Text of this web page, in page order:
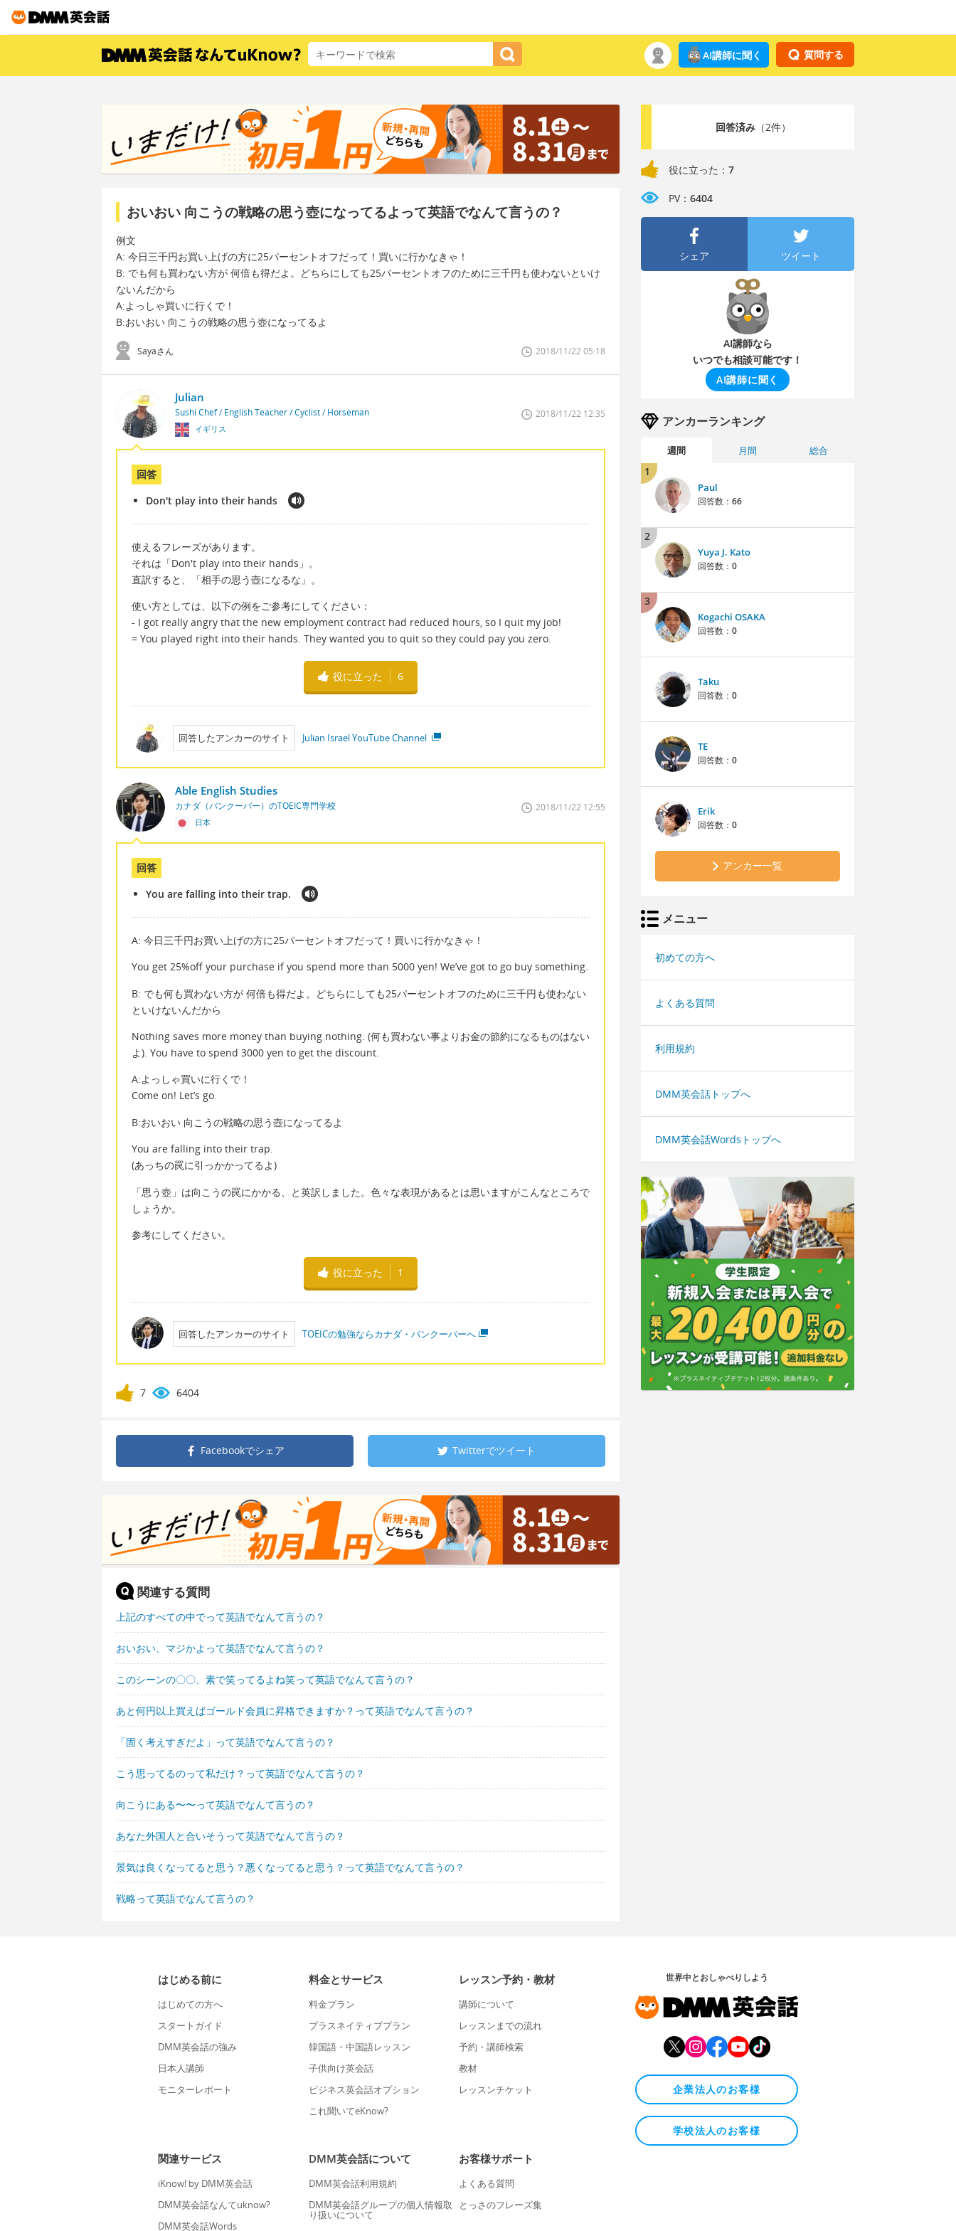
質問する
AI講師に聞く
おいおい 向こうの戦略の思う壺になってるよって英語でなんて言うの？
例文
A: 今日三千円お買い上げの方に25パーセントオフだって！買いに行かなきゃ！
B: でも何も買わない方が 何倍も得だよ。どちらにしても25パーセントオフのために三千円も使わないといけ
ないんだから
A:よっしゃ買いに行くで！
B:おいおい 向こうの戦略の思う壺になってるよ
Sayaさん 2018/11/22 05:18
Julian
Sushi Chef / English Teacher / Cyclist / Horseman
イギリス
2018/11/22 12:35
回答
Don't play into their hands
使えるフレーズがあります。
それは「Don't play into their hands」。
直訳すると、「相手の思う壺になるな」。
使い方としては、以下の例をご参考にしてください：
- I got really angry that the new employment contract had reduced hours, so I quit my job!
= You played right into their hands. They wanted you to quit so they could pay you zero.
役に立った 6
回答したアンカーのサイト Julian Israel YouTube Channel
Able English Studies
カナダ（バンクーバー）のTOEIC専門学校
日本
2018/11/22 12:55
回答
You are falling into their trap.
A: 今日三千円お買い上げの方に25パーセントオフだって！買いに行かなきゃ！
You get 25%off your purchase if you spend more than 5000 yen! We’ve got to go buy something.
B: でも何も買わない方が 何倍も得だよ。どちらにしても25パーセントオフのために三千円も使わない
といけないんだから
Nothing saves more money than buying nothing. (何も買わない事よりお金の節約になるものはない
よ). You have to spend 3000 yen to get the discount.
A:よっしゃ買いに行くで！
Come on! Let’s go.
B:おいおい 向こうの戦略の思う壺になってるよ
You are falling into their trap.
(あっちの罠に引っかかってるよ)
「思う壺」は向こうの罠にかかる、と英訳しました。色々な表現があるとは思いますがこんなところで
しょうか。
参考にしてください。
役に立った 1
回答したアンカーのサイト TOEICの勉強ならカナダ・バンクーバーへ
7 6404
Facebookでシェア Twitterでツイート
関連する質問
上記のすべての中でって英語でなんて言うの？
おいおい、マジかよって英語でなんて言うの？
このシーンの〇〇、素で笑ってるよね笑って英語でなんて言うの？
あと何円以上買えばゴールド会員に昇格できますか？って英語でなんて言うの？
「固く考えすぎだよ」って英語でなんて言うの？
こう思ってるのって私だけ？って英語でなんて言うの？
向こうにある〜〜って英語でなんて言うの？
あなた外国人と合いそうって英語でなんて言うの？
景気は良くなってると思う？悪くなってると思う？って英語でなんて言うの？
戦略って英語でなんて言うの？
回答済み（2件）
役に立った： 7
PV： 6404
シェア ツイート
AI講師なら
いつでも相談可能です！
AI講師に聞く
アンカーランキング
週間 月間 総合
1
Paul
回答数： 66
2
Yuya J. Kato
回答数： 0
3
Kogachi OSAKA
回答数： 0
Taku
回答数： 0
TE
回答数： 0
Erik
回答数： 0
アンカー一覧
メニュー
初めての方へ
よくある質問
利用規約
DMM英会話トップへ
DMM英会話Wordsトップへ
はじめる前に
はじめての方へ
スタートガイド
DMM英会話の強み
日本人講師
モニターレポート
料金とサービス
料金プラン
プラスネイティブプラン
韓国語・中国語レッスン
子供向け英会話
ビジネス英会話オプション
これ聞いてeKnow?
レッスン予約・教材
講師について
レッスンまでの流れ
予約・講師検索
教材
レッスンチケット
関連サービス
iKnow! by DMM英会話
DMM英会話なんてuknow?
DMM英会話Words
DMM英会話について
DMM英会話利用規約
DMM英会話グループの個人情報取
り扱いについて
お客様サポート
よくある質問
とっさのフレーズ集
世界中とおしゃべりしよう
企業法人のお客様
学校法人のお客様